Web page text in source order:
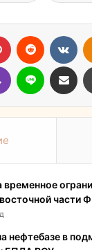
Pinterest Reddit
Viber Line Поделиться
части
нефтебазе в